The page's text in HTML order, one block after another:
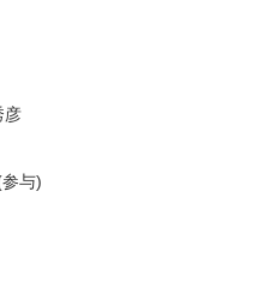
彦
与)